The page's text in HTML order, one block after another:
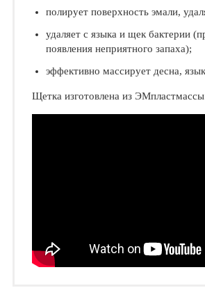
полирует поверхность эмали,
удаляет с языка и щек бактерии
появления неприятного запаха);
эффективно массирует десна,
Щетка изготовлена из